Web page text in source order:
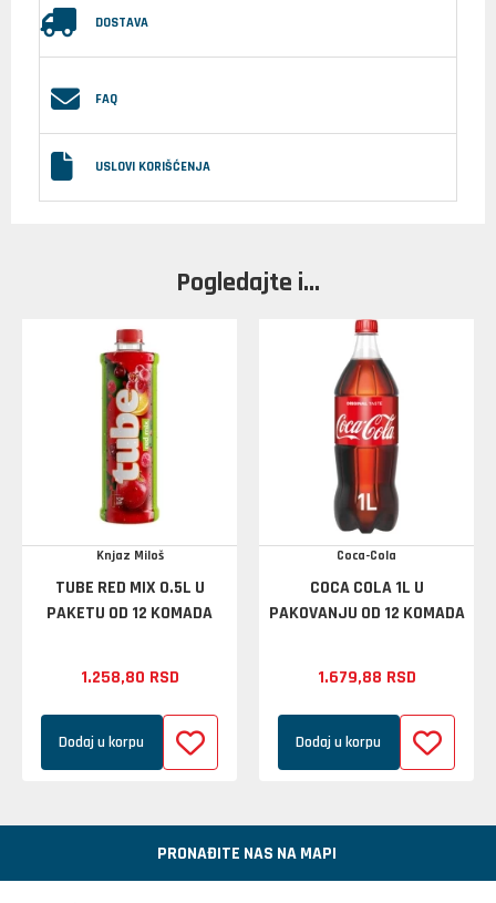
DOSTAVA
FAQ
USLOVI KORIŠĆENJA
Pogledajte i...
Knjaz Miloš
TUBE RED MIX 0.5L U
PAKETU OD 12 KOMADA
1.258,80 RSD
Dodaj u korpu
Coca-Cola
COCA COLA 1L U
PAKOVANJU OD 12 KOMADA
1.679,88 RSD
Dodaj u korpu
PRONAĐITE NAS NA MAPI